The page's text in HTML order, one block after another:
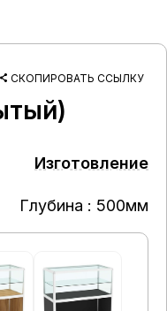
СКОПИРОВАТЬ ССЫЛКУ
Изготовление
Глубина : 500мм